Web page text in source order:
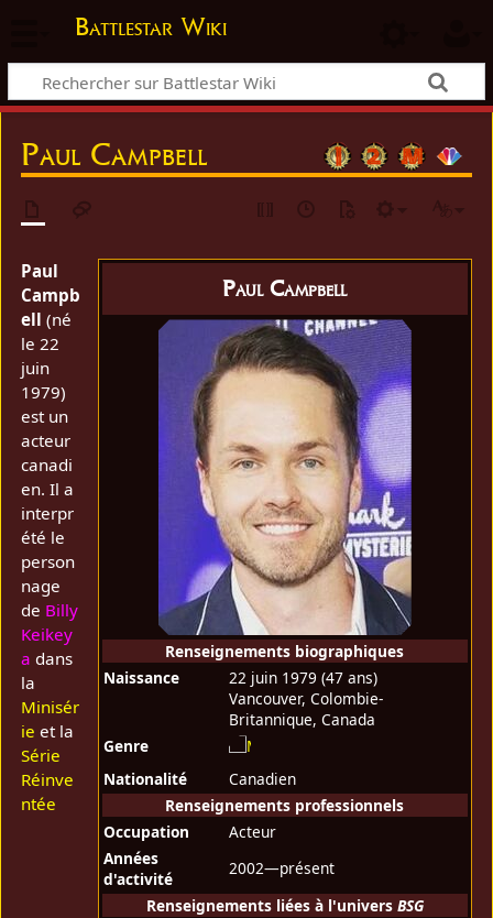
Battlestar Wiki
Paul Campbell
Paul Campbell
Renseignements biographiques
Naissance
22 juin 1979 (47 ans)
Vancouver, Colombie-
Britannique, Canada
Genre
Nationalité
Canadien
Renseignements professionnels
Occupation
Acteur
Années
d'activité
2002—présent
Renseignements liées à l'univers BSG
Paul
Campb
ell (né
le 22
juin
1979)
est un
acteur
canadi
en. Il a
interpr
été le
person
nage
de Billy
Keikey
a dans
la
Minisér
ie et la
Série
Réinve
ntée